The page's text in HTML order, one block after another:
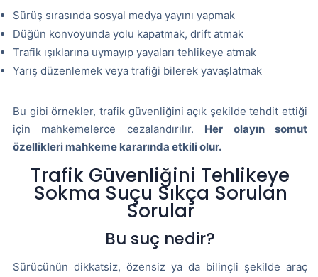
Sürüş sırasında sosyal medya yayını yapmak
Düğün konvoyunda yolu kapatmak, drift atmak
Trafik ışıklarına uymayıp yayaları tehlikeye atmak
Yarış düzenlemek veya trafiği bilerek yavaşlatmak
Bu gibi örnekler, trafik güvenliğini açık şekilde tehdit ettiği
için mahkemelerce cezalandırılır. Her olayın somut
özellikleri mahkeme kararında etkili olur.
Trafik Güvenliğini Tehlikeye
Sokma Suçu Sıkça Sorulan
Sorular
Bu suç nedir?
Sürücünün dikkatsiz, özensiz ya da bilinçli şekilde araç